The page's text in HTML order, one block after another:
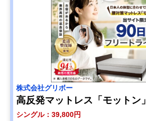
株式会社グリボー
高反発マットレス「モットン」
シングル：39,800円